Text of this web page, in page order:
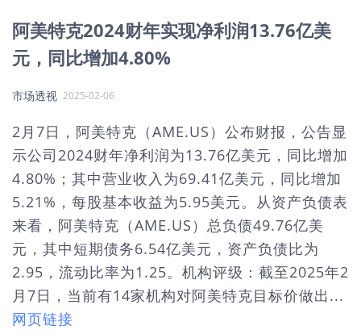
阿美特克2024财年实现净利润13.76亿美
元，同比增加4.80%
市场透视 2025-02-06
2月7日，阿美特克（AME.US）公布财报，公告显
示公司2024财年净利润为13.76亿美元，同比增加
4.80%；其中营业收入为69.41亿美元，同比增加
5.21%，每股基本收益为5.95美元。从资产负债表
来看，阿美特克（AME.US）总负债49.76亿美
元，其中短期债务6.54亿美元，资产负债比为
2.95，流动比率为1.25。机构评级：截至2025年2
月7日，当前有14家机构对阿美特克目标价做出...
网页链接